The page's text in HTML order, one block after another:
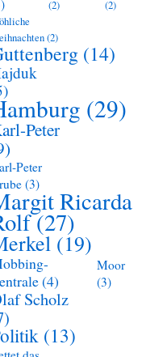
(2)
(2)
(2)
(14)
(29)
Peter
Peter
(3)
Ricarda
(27)
(19)
(4)
Moor
(3)
Scholz
(13)